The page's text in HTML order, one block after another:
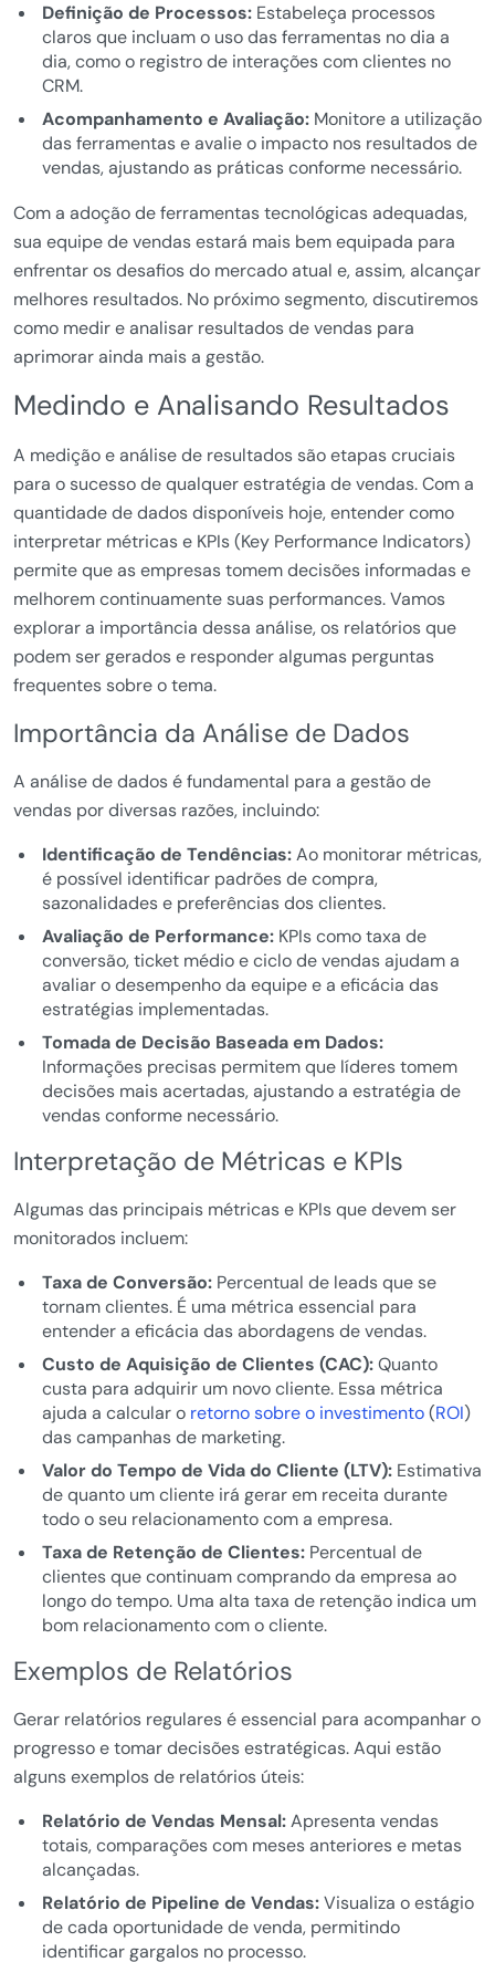
Definição de Processos:Estabeleça processos
claros que incluam o uso das ferramentas no dia a
dia, como o registro de interações com clientes no
CRM.
Acompanhamento e Avaliação:Monitore a utilização
das ferramentas e avalie o impacto nos resultados de
vendas, ajustando as práticas conforme necessário.
Com a adoção de ferramentas tecnológicas adequadas,
sua equipe de vendas estará mais bem equipada para
enfrentar os desafios do mercado atual e, assim, alcançar
melhores resultados. No próximo segmento, discutiremos
como medir e analisar resultados de vendas para
aprimorar ainda mais a gestão.
Medindo e Analisando Resultados
A medição e análise de resultados são etapas cruciais
para o sucesso de qualquer estratégia de vendas. Com a
quantidade de dados disponíveis hoje, entender como
interpretar métricas e KPIs (Key Performance Indicators)
permite que as empresas tomem decisões informadas e
melhorem continuamente suas performances. Vamos
explorar a importância dessa análise, os relatórios que
podem ser gerados e responder algumas perguntas
frequentes sobre o tema.
Importância da Análise de Dados
A análise de dados é fundamental para a gestão de
vendas por diversas razões, incluindo:
Identificação de Tendências:Ao monitorar métricas,
é possível identificar padrões de compra,
sazonalidades e preferências dos clientes.
Avaliação de Performance:KPIs como taxa de
conversão, ticket médio e ciclo de vendas ajudam a
avaliar o desempenho da equipe e a eficácia das
estratégias implementadas.
Tomada de Decisão Baseada em Dados:
Informações precisas permitem que líderes tomem
decisões mais acertadas, ajustando a estratégia de
vendas conforme necessário.
Interpretação de Métricas e KPIs
Algumas das principais métricas e KPIs que devem ser
monitorados incluem:
Taxa de Conversão:Percentual de leads que se
tornam clientes. É uma métrica essencial para
entender a eficácia das abordagens de vendas.
Custo de Aquisição de Clientes (CAC):Quanto
custa para adquirir um novo cliente. Essa métrica
ajuda a calcular o retorno sobre o investimento(ROI)
das campanhas de marketing.
Valor do Tempo de Vida do Cliente (LTV):Estimativa
de quanto um cliente irá gerar em receita durante
todo o seu relacionamento com a empresa.
Taxa de Retenção de Clientes:Percentual de
clientes que continuam comprando da empresa ao
longo do tempo. Uma alta taxa de retenção indica um
bom relacionamento com o cliente.
Exemplos de Relatórios
Gerar relatórios regulares é essencial para acompanhar o
progresso e tomar decisões estratégicas. Aqui estão
alguns exemplos de relatórios úteis:
Relatório de Vendas Mensal:Apresenta vendas
totais, comparações com meses anteriores e metas
alcançadas.
Relatório de Pipeline de Vendas:Visualiza o estágio
de cada oportunidade de venda, permitindo
identificar gargalos no processo.